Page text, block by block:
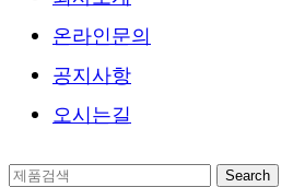
온라인문의
공지사항
오시는길
Search